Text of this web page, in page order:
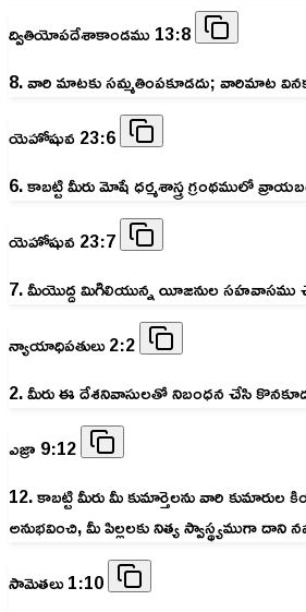
ద్వితియోపదేశాకాండము 13:8
8. వారి మాటకు సమ్మతింపకూడదు; వారిమాట
యెహోషువ 23:6
6. కాబట్టి మీరు మోషే ధర్మశాస్త్ర గ్రంథములో
యెహోషువ 23:7
7. మీయొద్ద మిగిలియున్న యీజనుల సహవాసము
న్యాయాధిపతులు 2:2
2. మీరు ఈ దేశనివాసులతో నిబంధన చేసి
ఎజ్రా 9:12
12. కాబట్టి మీరు మీ కుమార్తెలను వారి కుమారుల
అనుభవించి, మీ పిల్లలకు నిత్య స్వాస్థ్యముగా దాని
సామెతలు 1:10